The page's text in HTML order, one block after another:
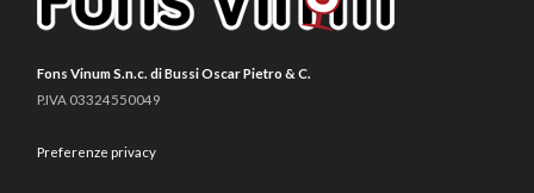
Fons Vinum S.n.c. di Bussi Oscar Pietro & C.
P.IVA 03324550049
Preferenze privacy